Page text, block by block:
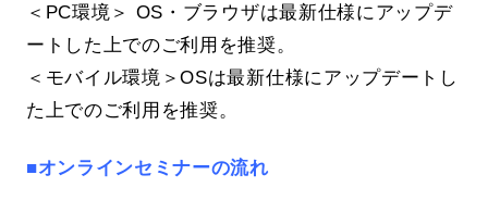
＜PC環境＞ OS・ブラウザは最新仕様にアップデ
ートした上でのご利用を推奨。
＜モバイル環境＞OSは最新仕様にアップデートし
た上でのご利用を推奨。
■オンラインセミナーの流れ